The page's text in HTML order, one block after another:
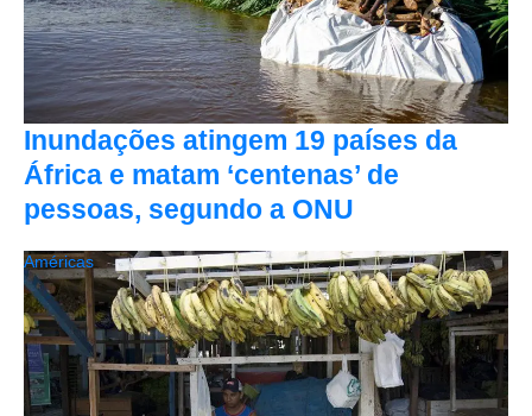
Inundações atingem 19 países da
África e matam ‘centenas’ de
pessoas, segundo a ONU
Américas